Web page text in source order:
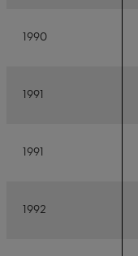
1990
1991
1991
1992